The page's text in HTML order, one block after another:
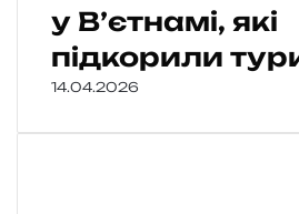
у В’єтнамі, які
підкорили
14.04.2026